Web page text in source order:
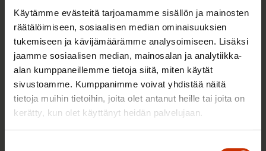
Käytämme evästeitä tarjoamamme sisällön ja mainosten
räätälöimiseen, sosiaalisen median ominaisuuksien
tukemiseen ja kävijämäärämme analysoimiseen. Lisäksi
jaamme sosiaalisen median, mainosalan ja analytiikka-
alan kumppaneillemme tietoja siitä, miten käytät
sivustoamme. Kumppanimme voivat yhdistää näitä
tietoja muihin tietoihin, joita olet antanut heille tai joita on
kerätty, kun olet käyttänyt heidän palvelujaan.
4.8.2026 16:55